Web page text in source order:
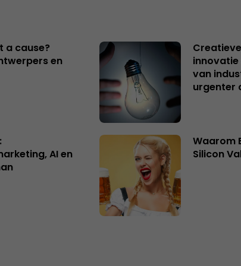
a cause?
en
van
urgenter
AI en
Waarom
Silicon